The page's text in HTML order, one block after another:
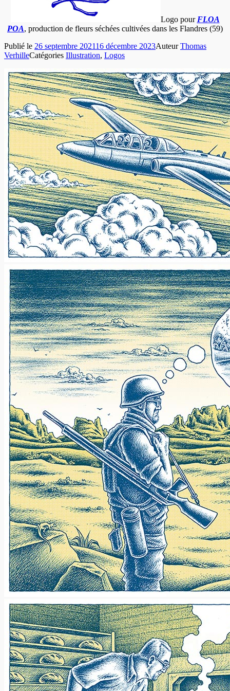
Logo pourFLOA
POA, production de fleurs séchées cultivées dans les Flandres (59)
Publié le 26 septembre 202116 décembre 2023AuteurThomas
VerhilleCatégories Illustration, Logos